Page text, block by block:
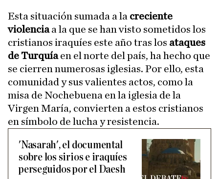
Esta situación sumada a la creciente
violenciaa la que se han visto sometidos los
cristianos iraquíes este año tras los ataques
de Turquíaen el norte del país, ha hecho que
se cierren numerosas iglesias. Por ello, esta
comunidad y sus valientes actos, como la
misa de Nochebuena en la iglesia de la
Virgen María, convierten a estos cristianos
en símbolo de lucha y resistencia.
'Nasarah', el documental
sobre los sirios e iraquíes
perseguidos por el Daesh